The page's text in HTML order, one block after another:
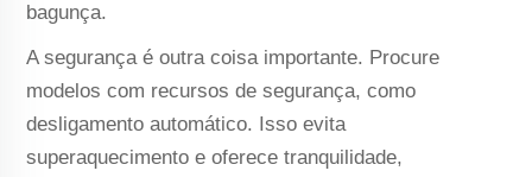
bagunça.
A segurança é outra coisa importante. Procure
modelos com recursos de segurança, como
desligamento automático. Isso evita
superaquecimento e oferece tranquilidade,